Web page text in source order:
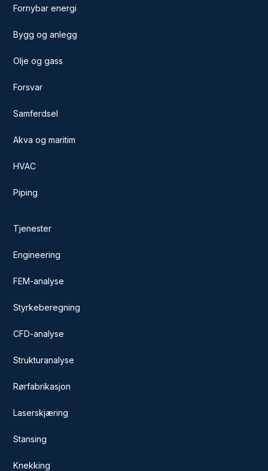
Fornybar energi
Bygg og anlegg
Olje og gass
Forsvar
Samferdsel
Akva og maritim
HVAC
Piping
Tjenester
Engineering
FEM-analyse
Styrkeberegning
CFD-analyse
Strukturanalyse
Rørfabrikasjon
Laserskjæring
Stansing
Knekking